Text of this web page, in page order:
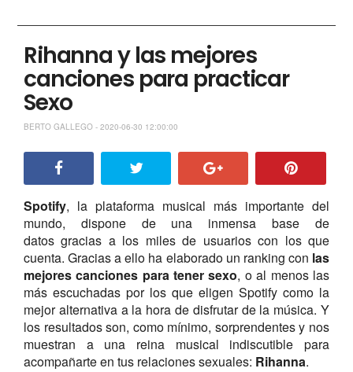
Rihanna y las mejores
canciones para practicar
Sexo
BERTO GALLEGO - 2020-06-30 12:00:00
Spotify, la plataforma musical más importante del
mundo, dispone de una inmensa base de
datos gracias a los miles de usuarios con los que
cuenta. Gracias a ello ha elaborado un ranking con las
mejores canciones para tener sexo, o al menos las
más escuchadas por los que eligen Spotify como la
mejor alternativa a la hora de disfrutar de la música. Y
los resultados son, como mínimo, sorprendentes y nos
muestran a una reina musical indiscutible para
acompañarte en tus relaciones sexuales: Rihanna.